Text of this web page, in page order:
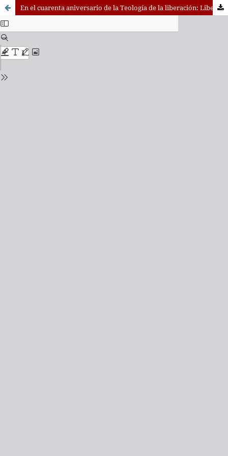
En el cuarenta aniversario de la Teología de la liberación: Liberación y justicia: recuerdo y actualización